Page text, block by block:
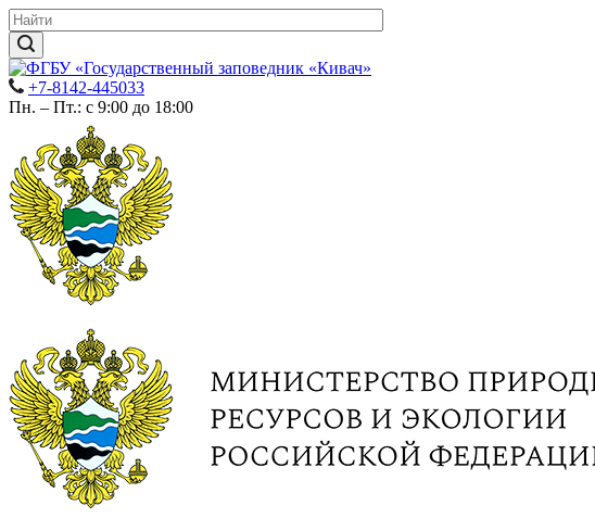
+7-8142-445033
Пн. – Пт.: с 9:00 до 18:00